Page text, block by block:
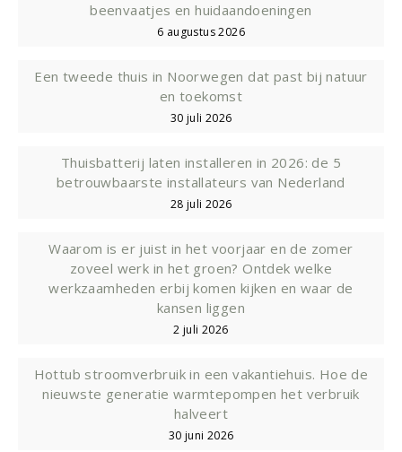
beenvaatjes en huidaandoeningen
6 augustus 2026
Een tweede thuis in Noorwegen dat past bij natuur
en toekomst
30 juli 2026
Thuisbatterij laten installeren in 2026: de 5
betrouwbaarste installateurs van Nederland
28 juli 2026
Waarom is er juist in het voorjaar en de zomer
zoveel werk in het groen? Ontdek welke
werkzaamheden erbij komen kijken en waar de
kansen liggen
2 juli 2026
Hottub stroomverbruik in een vakantiehuis. Hoe de
nieuwste generatie warmtepompen het verbruik
halveert
30 juni 2026